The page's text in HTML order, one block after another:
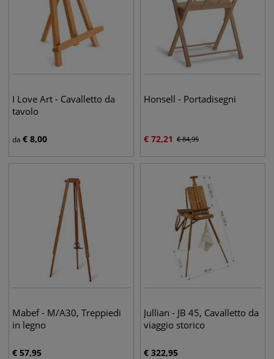
I Love Art - Cavalletto da
tavolo
da € 8,00
Honsell - Portadisegni
€ 72,21 €84,95
Mabef - M/A30, Treppiedi
in legno
€ 57,95
Jullian - JB 45, Cavalletto da
viaggio storico
€ 322,95